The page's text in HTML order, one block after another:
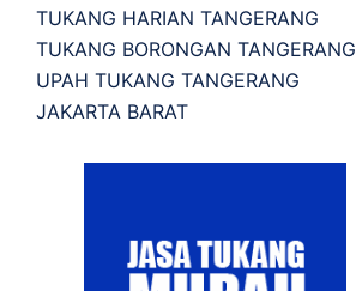
TUKANG HARIAN TANGERANG
TUKANG BORONGAN TANGERANG
UPAH TUKANG TANGERANG
JAKARTA BARAT